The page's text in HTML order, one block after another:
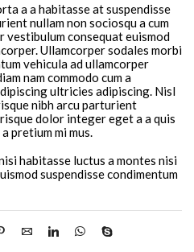
a a habitasse at suspendisse
nullam non sociosqu a cum
vestibulum consequat euismod
Ullamcorper sodales morbi
vehicula ad ullamcorper
nam commodo cum a
ultricies adipiscing. Nisl
nibh arcu parturient
dolor integer eget a a quis
pretium mi mus.
habitasse luctus a montes nisi
suspendisse condimentum